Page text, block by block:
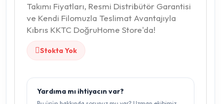
Takımı Fiyatları, Resmi Distribütör Garantisi
ve Kendi Filomuzla Teslimat Avantajıyla
Kıbrıs KKTC DoğruHome Store'da!
Stokta Yok
Yardıma mı ihtiyacın var?